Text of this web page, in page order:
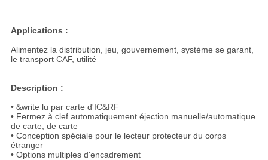
PRIVACY
POLICY
Applications :
Alimentez la distribution, jeu, gouvernement, système se garant,
le transport CAF, utilité
Description :
• &write lu par carte d'IC&RF
• Fermez à clef automatiquement éjection manuelle/automatique
de carte, de carte
• Conception spéciale pour le lecteur protecteur du corps
étranger
• Options multiples d'encadrement